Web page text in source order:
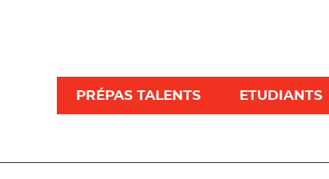
PRÉPAS TALENTS ETUDIANTS